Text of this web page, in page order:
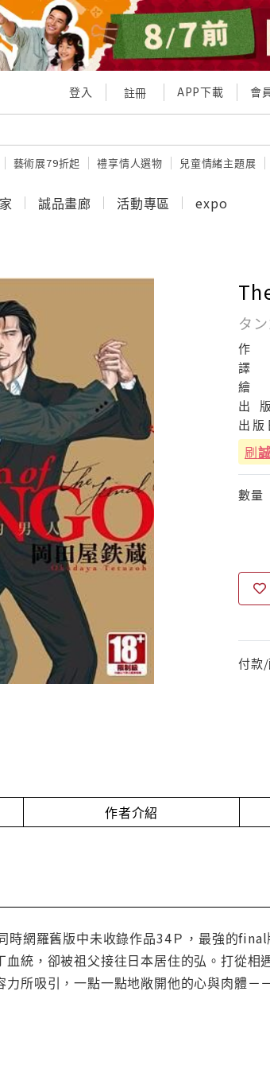
登入 註冊 APP下載 會
藝術展79折起 禮享情人選物 兒童情緒主題展
誠品畫廊 活動專區 expo
タ
作
譯
繪
出
版
出 版
刷
數量
付款
作者介紹
網羅舊版中未收錄作品34Ｐ，最強的
血統，卻被祖父接往日本居住的弘。打從
所吸引，一點一點地敞開他的心與肉體－